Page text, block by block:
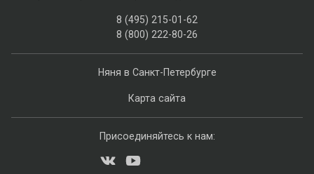
Няня в Санкт-Петербурге
Карта сайта
8 (495) 215-01-62
8 (800) 222-80-26
Присоединяйтесь к нам: